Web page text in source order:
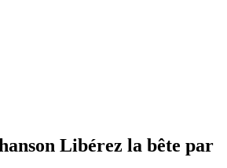
Libérez la bête par